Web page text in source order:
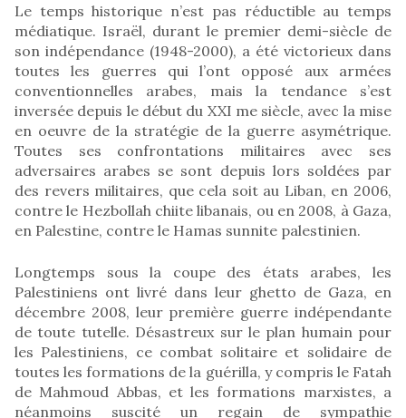
Le temps historique n’est pas réductible au temps
médiatique. Israël, durant le premier demi-siècle de
son indépendance (1948-2000), a été victorieux dans
toutes les guerres qui l’ont opposé aux armées
conventionnelles arabes, mais la tendance s’est
inversée depuis le début du XXI me siècle, avec la mise
en oeuvre de la stratégie de la guerre asymétrique.
Toutes ses confrontations militaires avec ses
adversaires arabes se sont depuis lors soldées par
des revers militaires, que cela soit au Liban, en 2006,
contre le Hezbollah chiite libanais, ou en 2008, à Gaza,
en Palestine, contre le Hamas sunnite palestinien.
Longtemps sous la coupe des états arabes, les
Palestiniens ont livré dans leur ghetto de Gaza, en
décembre 2008, leur première guerre indépendante
de toute tutelle. Désastreux sur le plan humain pour
les Palestiniens, ce combat solitaire et solidaire de
toutes les formations de la guérilla, y compris le Fatah
de Mahmoud Abbas, et les formations marxistes, a
néanmoins suscité un regain de sympathie